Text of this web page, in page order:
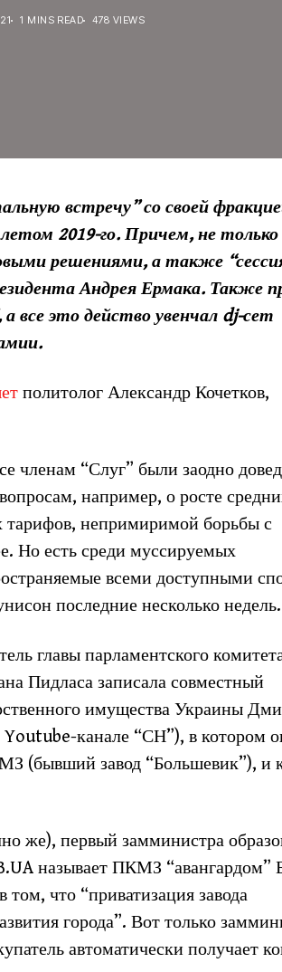
1 MINS READ 478 VIEWS
встречу” со своей
летом 2019-го. Причем, не только
решениями, а также
Андрея Ермака. Также
все это действо увенчал dj-сет
политолог Александр Кочетков,
членам “Слуг” были заодно
например, о росте
тарифов, непримиримой борьбы с
Но есть среди муссируемых
всеми доступными
последние несколько недель.
главы парламентского
Пидласа записала совместный
имущества Украины
канале “СН”), в котором
(бывший завод “Большевик”), и
же), первый замминистра
называет ПКМЗ “авангардом”
том, что “приватизация завода
города”. Вот только
автоматически получает